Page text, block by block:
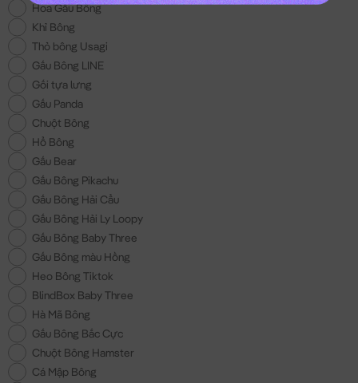
Hoa Gấu Bông
Khỉ Bông
Thỏ bông Usagi
Gấu Bông LINE
Gối tựa lưng
Gấu Panda
Chuột Bông
Hổ Bông
Gấu Bear
Gấu Bông Pikachu
Gấu Bông Hải Cẩu
Gấu Bông Hải Ly Loopy
Gấu Bông Baby Three
Gấu Bông màu Hồng
Heo Bông Tiktok
BlindBox Baby Three
Hà Mã Bông
Gấu Bông Bắc Cực
Chuột Bông Hamster
Cá Mập Bông